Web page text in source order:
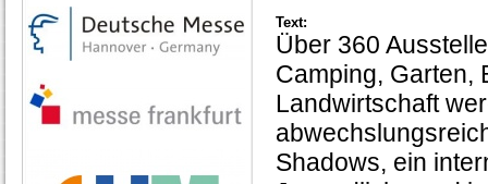
Text:
Über 360
Camping, Garten,
Landwirtschaft
Shadows, ein